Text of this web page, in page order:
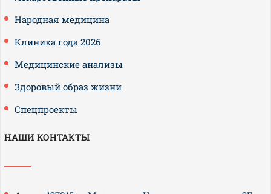
Народная медицина
Клиника года 2026
Медицинские анализы
Здоровый образ жизни
Спецпроекты
НАШИ КОНТАКТЫ